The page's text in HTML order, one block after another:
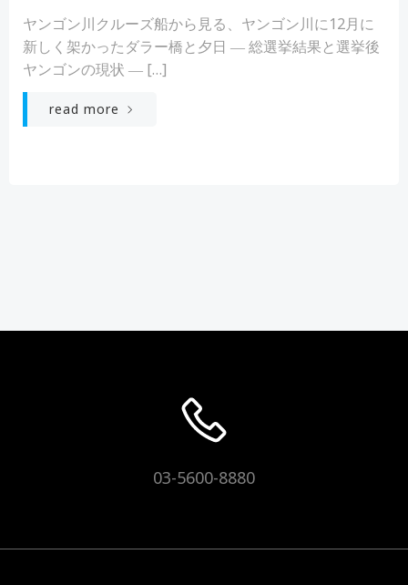
ヤンゴン川クルーズ船から見る、ヤンゴン川に12月に
新しく架かったダラー橋と夕日 ― 総選挙結果と選挙後
ヤンゴンの現状 ― […]
read more
03-5600-8880